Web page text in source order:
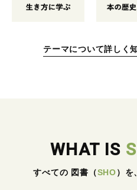
テーマについて詳しく
WHAT IS
すべての 図書 （SHO） を